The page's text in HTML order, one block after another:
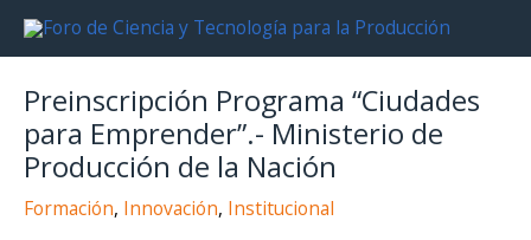
Preinscripción Programa “Ciudades
para Emprender”.- Ministerio de
Producción de la Nación
Formación, Innovación, Institucional